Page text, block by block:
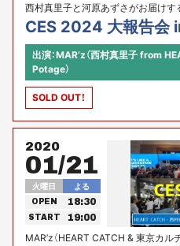
西村真里子と河原あずさがお届け
ブ！
CES 2024 大報告会
出演：MAR’z（西村真里子 from
Potage）
SOLD OUT！
2020
01/21
火曜日 よる
OPEN 18:30
START 19:00
MAR’z（HEART CATCH & 東京カ